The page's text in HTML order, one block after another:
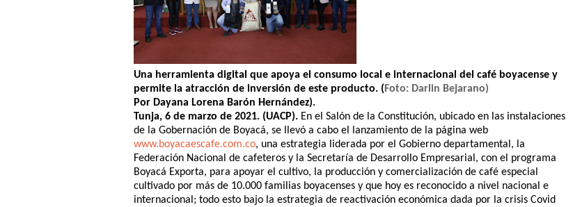
Una herramienta digital que apoya el consumo local e internacional del café boyacense y
permite la atracción de inversión de este producto. ( Foto: Darlin Bejarano)
Por Dayana Lorena Barón Hernández).
Tunja, 6 de marzo de 2021. (UACP). En el Salón de la Constitución, ubicado en las instalaciones
de la Gobernación de Boyacá, se llevó a cabo el lanzamiento de la página web
www.boyacaescafe.com.co, una estrategia liderada por el Gobierno departamental, la
Federación Nacional de cafeteros y la Secretaría de Desarrollo Empresarial, con el programa
Boyacá Exporta, para apoyar el cultivo, la producción y comercialización de café especial
cultivado por más de 10.000 familias boyacenses y que hoy es reconocido a nivel nacional e
internacional; todo esto bajo la estrategia de reactivación económica dada por la crisis Covid